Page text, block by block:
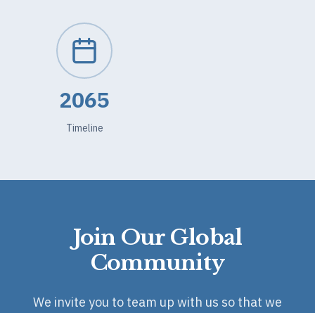
2065
Timeline
Join Our Global
Community
We invite you to team up with us so that we